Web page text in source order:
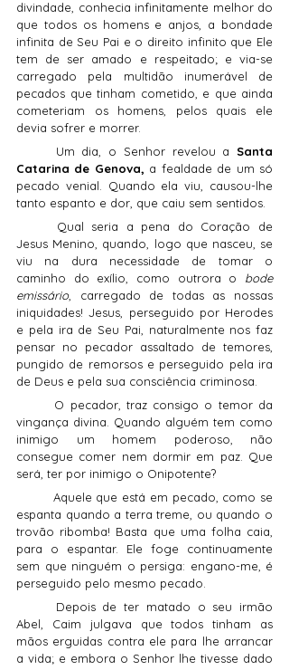
divindade, conhecia infinitamente melhor do
que todos os homens e anjos, a bondade
infinita de Seu Pai e o direito infinito que Ele
tem de ser amado e respeitado; e via-se
carregado pela multidão inumerável de
pecados que tinham cometido, e que ainda
cometeriam os homens, pelos quais ele
devia sofrer e morrer.
	Um dia, o Senhor revelou a
Santa
Catarina de Genova, a fealdade de um só
pecado venial. Quando ela viu, causou-lhe
tanto espanto e dor, que caiu sem sentidos.
Jesus Menino, quando, logo que nasceu, se
viu na dura necessidade de tomar o
caminho do exílio, como outrora o bode
emissário, carregado de todas as nossas
iniquidades! Jesus, perseguido por Herodes
e pela ira de Seu Pai, naturalmente nos faz
pensar no pecador assaltado de temores,
pungido de remorsos e perseguido pela ira
de Deus e pela sua consciência criminosa.
vingança divina. Quando alguém tem como
inimigo um homem poderoso, não
consegue comer nem dormir em paz. Que
será, ter por inimigo o Onipotente?
espanta quando a terra treme, ou quando o
trovão ribomba! Basta que uma folha caia,
para o espantar. Ele foge continuamente
sem que ninguém o persiga: engano-me, é
perseguido pelo mesmo pecado.
Abel, Caim julgava que todos tinham as
mãos erguidas contra ele para lhe arrancar
a vida; e embora o Senhor lhe tivesse dado